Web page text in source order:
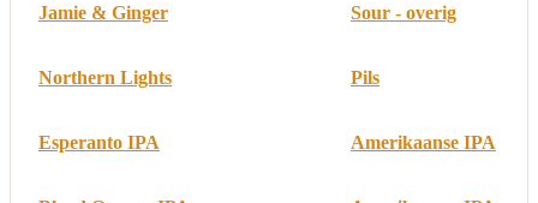
Jamie & Ginger Sour - overig
Northern Lights Pils
Esperanto IPA Amerikaanse IPA